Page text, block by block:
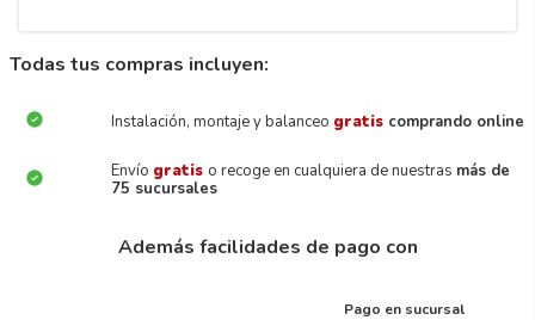
Todas tus compras incluyen:
Instalación, montaje y balanceo gratis comprando online
Envío gratis o recoge en cualquiera de nuestras más de
75 sucursales
Además facilidades de pago con
Pago en sucursal